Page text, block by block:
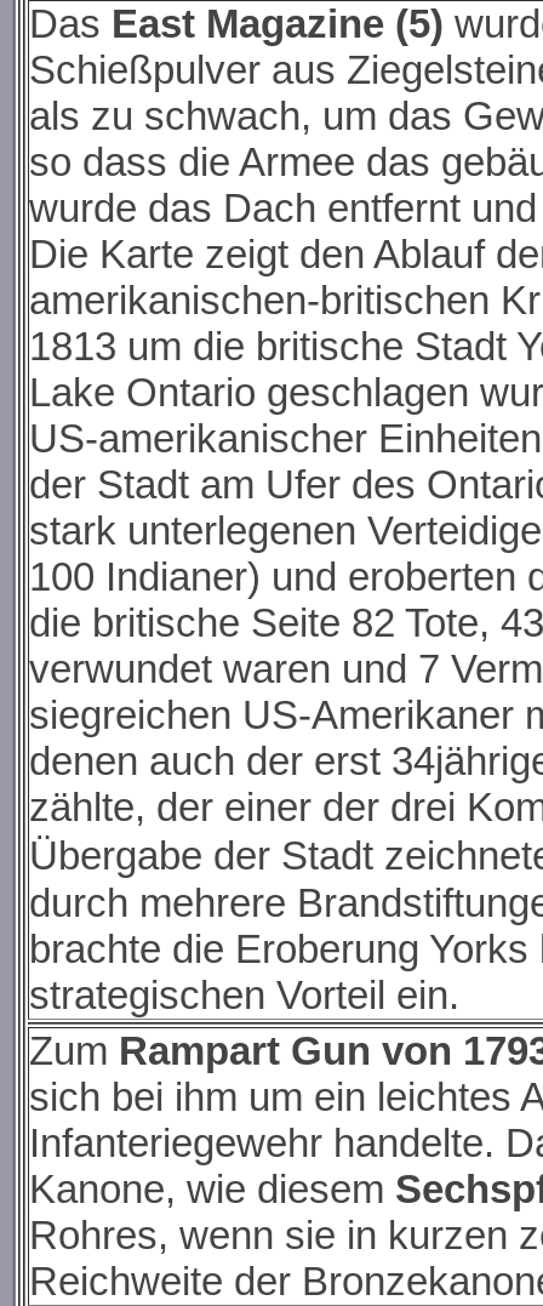
Das East Magazine (5)
Schießpulver aus
als zu schwach, um das
so dass die Armee das
wurde das Dach entfernt
Die Karte zeigt den Ablauf
amerikanischen-britischen
1813 um die britische Stadt
Lake Ontario geschlagen
US-amerikanischer
der Stadt am Ufer des
stark unterlegenen
100 Indianer) und eroberten
die britische Seite 82 Tote,
verwundet waren und 7
siegreichen US-Amerikaner
denen auch der erst
zählte, der einer der drei
Übergabe der Stadt
durch mehrere
brachte die Eroberung
strategischen Vorteil ein.
Zum Rampart Gun von
sich bei ihm um ein leichtes
Infanteriegewehr handelte.
Kanone, wie diesem
Rohres, wenn sie in kurzen
Reichweite der